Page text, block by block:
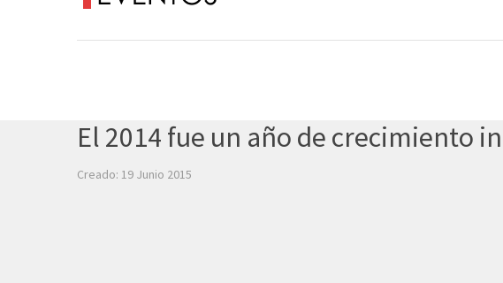
El 2014 fue un año de crecimiento
Creado: 19 Junio 2015